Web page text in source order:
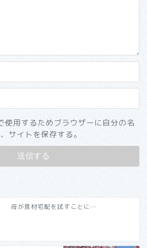
使用するためブラウザーに自分の名
サイトを保存する。
母が食材宅配を試すことに…